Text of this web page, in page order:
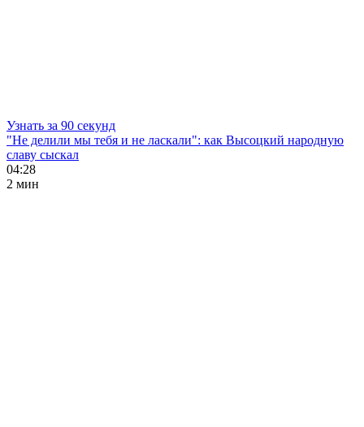
Узнать за 90 секунд
"Не делили мы тебя и не ласкали": как Высоцкий народную
славу сыскал
04:28
2 мин